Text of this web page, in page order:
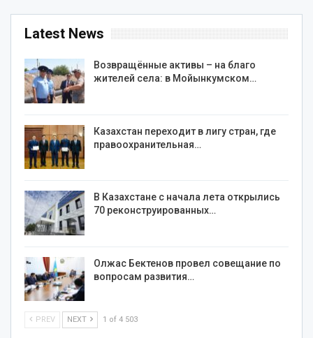
Latest News
Возвращённые активы – на благо
жителей села: в Мойынкумском…
Казахстан переходит в лигу стран, где
правоохранительная…
В Казахстане с начала лета открылись
70 реконструированных…
Олжас Бектенов провел совещание по
вопросам развития…
PREV NEXT 1 of 4 503